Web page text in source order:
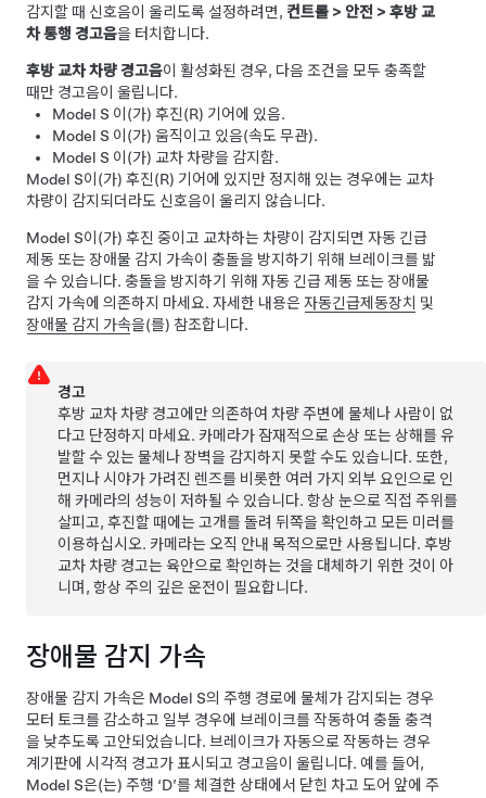
감지할 때 신호음이 울리도록 설정하려면, 컨트롤 > 안전 > 후방 교
차 통행 경고음을 터치합니다.
후방 교차 차량 경고음이 활성화된 경우, 다음 조건을 모두 충족할
때만 경고음이 울립니다.
Model S 이(가) 후진(R) 기어에 있음.
Model S 이(가) 움직이고 있음(속도 무관).
Model S 이(가) 교차 차량을 감지함.
Model S이(가) 후진(R) 기어에 있지만 정지해 있는 경우에는 교차
차량이 감지되더라도 신호음이 울리지 않습니다.
Model S이(가) 후진 중이고 교차하는 차량이 감지되면 자동 긴급
제동 또는 장애물 감지 가속이 충돌을 방지하기 위해 브레이크를 밟
을 수 있습니다. 충돌을 방지하기 위해 자동 긴급 제동 또는 장애물
감지 가속에 의존하지 마세요. 자세한 내용은자동긴급제동장치 및
장애물 감지 가속을(를) 참조합니다.
경고
후방 교차 차량 경고에만 의존하여 차량 주변에 물체나 사람이 없
다고 단정하지 마세요. 카메라가 잠재적으로 손상 또는 상해를 유
발할 수 있는 물체나 장벽을 감지하지 못할 수도 있습니다. 또한,
먼지나 시야가 가려진 렌즈를 비롯한 여러 가지 외부 요인으로 인
해 카메라의 성능이 저하될 수 있습니다. 항상 눈으로 직접 주위를
살피고, 후진할 때에는 고개를 돌려 뒤쪽을 확인하고 모든 미러를
이용하십시오. 카메라는 오직 안내 목적으로만 사용됩니다. 후방
교차 차량 경고는 육안으로 확인하는 것을 대체하기 위한 것이 아
니며, 항상 주의 깊은 운전이 필요합니다.
장애물 감지 가속
장애물 감지 가속은 Model S의 주행 경로에 물체가 감지되는 경우
모터 토크를 감소하고 일부 경우에 브레이크를 작동하여 충돌 충격
을 낮추도록 고안되었습니다. 브레이크가 자동으로 작동하는 경우
계기판에 시각적 경고가 표시되고 경고음이 울립니다. 예를 들어,
Model S은(는) 주행 ‘D’를 체결한 상태에서 닫힌 차고 도어 앞에 주